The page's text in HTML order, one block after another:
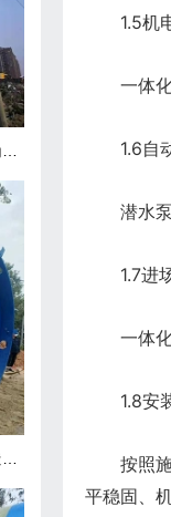
1.5机电
一体化
1.6自动
潜水泵
1.7进
一体化
1.8安装
按照施
平稳固、